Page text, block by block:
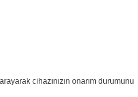
cihazınızın onarım durumunu